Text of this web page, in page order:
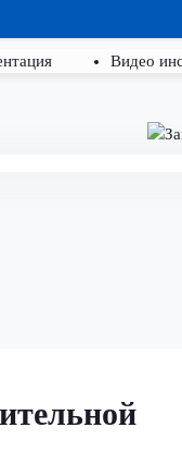
Видео